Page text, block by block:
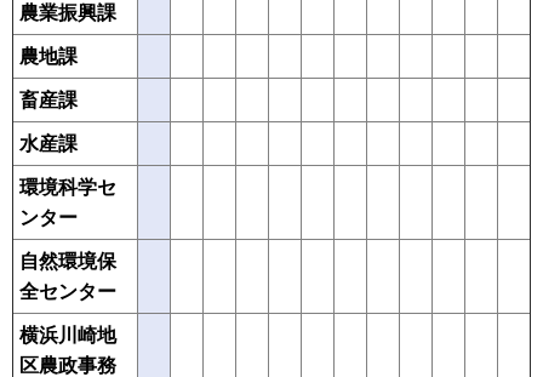
農業振興課
農地課
畜産課
水産課
環境科学セ
ンター
自然環境保
全センター
横浜川崎地
区農政事務